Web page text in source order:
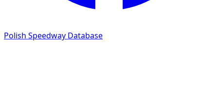
Polish Speedway Database